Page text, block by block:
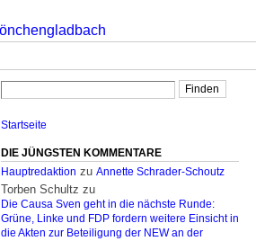
Startseite
DIE JÜNGSTEN KOMMENTARE
Hauptredaktion zu Annette Schrader-Schoutz
Torben Schultz zu
Die Causa Sven geht in die nächste Runde:
Grüne, Linke und FDP fordern weitere Einsicht in
die Akten zur Beteiligung der NEW an der